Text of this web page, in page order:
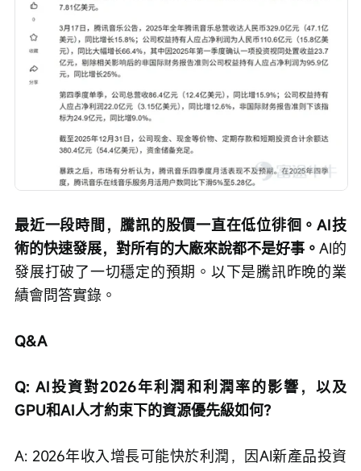
最近一段時間，騰訊的股價一直在低位徘徊。AI技
術的快速發展，對所有的大廠來說都不是好事。 AI的
發展打破了一切穩定的預期。以下是騰訊昨晚的業
績會問答實錄。
Q&A
Q: AI投資對2026年利潤和利潤率的影響，以及
GPU和AI人才約束下的資源優先級如何？
A: 2026年收入增長可能快於利潤，因AI新產品投資